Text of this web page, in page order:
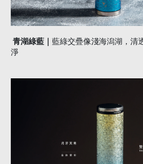
青湖綠藍｜ 藍綠交疊像淺海潟湖，清
淨